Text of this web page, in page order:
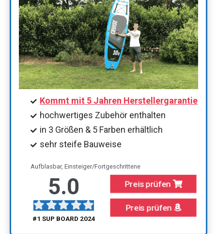
Kommt mit 5 Jahren Herstellergarantie
hochwertiges Zubehör enthalten
in 3 Größen & 5 Farben erhältlich
sehr steife Bauweise
Aufblasbar, Einsteiger/Fortgeschrittene
5.0
#1 SUP BOARD 2024
Preis prüfen
Preis prüfen